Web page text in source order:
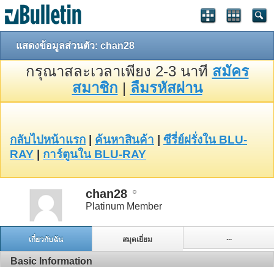
แสดงข้อมูลส่วนตัว: chan28
กรุณาสละเวลาเพียง 2-3 นาที สมัคร
สมาชิก | ลืมรหัสผ่าน
กลับไปหน้าแรก ค้นหาสินค้า
ซีรี่ย์ฝรั่งใน BLU-
RAY
การ์ตูนใน BLU-RAY
chan28
Platinum Member
เกี่ยวกับฉัน สมุดเยี่ยม ...
Basic Information